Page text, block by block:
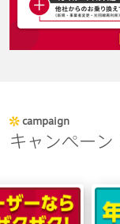
campaign
キャンペーン